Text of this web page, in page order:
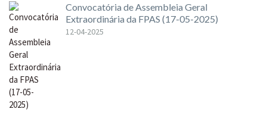
Convocatória de Assembleia Geral
Extraordinária da FPAS (17-05-2025)
12-04-2025